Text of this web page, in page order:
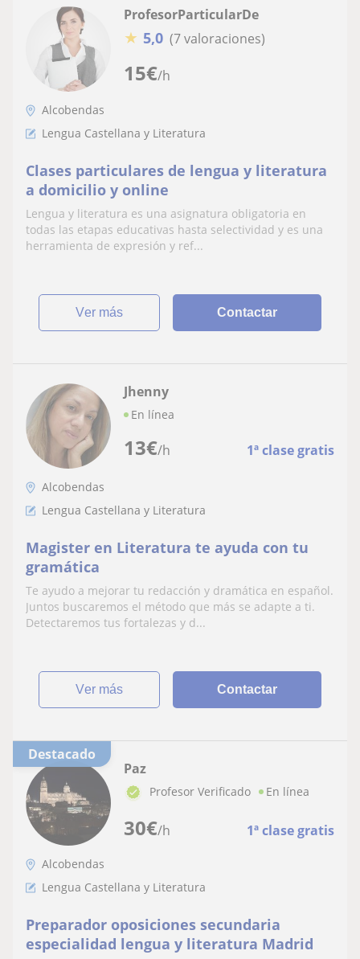
15€/h
ProfesorParticularDe
★ 5,0 (7 valoraciones)
Alcobendas
Lengua Castellana y Literatura
Clases particulares de lengua y literatura
a domicilio y online
Lengua y literatura es una asignatura obligatoria en
todas las etapas educativas hasta selectividad y es una
herramienta de expresión y ref...
ver más Contactar
13€/h 1ª clase gratis
Jhenny
En línea
Alcobendas
Lengua Castellana y Literatura
Magister en Literatura te ayuda con tu
gramática
Te ayudo a mejorar tu redacción y dramática en español.
Juntos buscaremos el método que más se adapte a ti.
Detectaremos tus fortalezas y d...
ver más Contactar
Destacado
30€/h 1ª clase gratis
Paz
Profesor Verificado En línea
Alcobendas
Lengua Castellana y Literatura
Preparador oposiciones secundaria
especialidad lengua y literatura Madrid